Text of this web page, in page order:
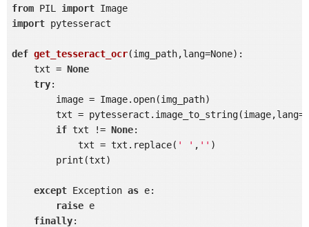
from PIL import
import pytesseract
def get_tesseract_ocr(img_path,lang=None) :
    txt =
None
try:
        image = Image.open(img_path)
txt =
if txt != None:
            txt = txt.replace(
' ' , '' )
        print(txt)
except Exception as e:
raise e
finally: